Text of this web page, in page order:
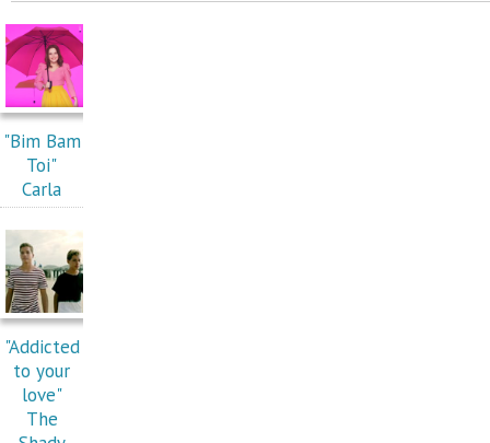
"Bim Bam
Toi"
Carla
"Addicted
to your
love"
The